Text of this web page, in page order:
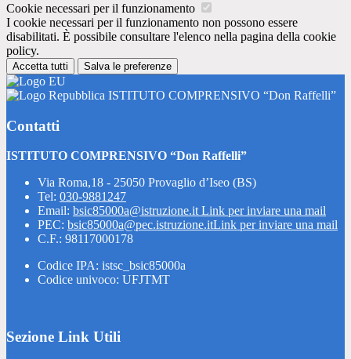
Cookie necessari per il funzionamento
I cookie necessari per il funzionamento non possono essere
disabilitati. È possibile consultare l'elenco nella pagina della cookie
policy.
Accetta tutti Salva le preferenze
ISTITUTO COMPRENSIVO “Don Raffelli”
Contatti
ISTITUTO COMPRENSIVO “Don Raffelli”
Via Roma,18 - 25050 Provaglio d’Iseo (BS)
Tel: 030-9881247
Email: bsic85000a@istruzione.it Link per inviare una mail
PEC: bsic85000a@pec.istruzione.itLink per inviare una mail
C.F.: 98117000178
Codice IPA: istsc_bsic85000a
Codice univoco: UFJTMT
Sezione Link Utili